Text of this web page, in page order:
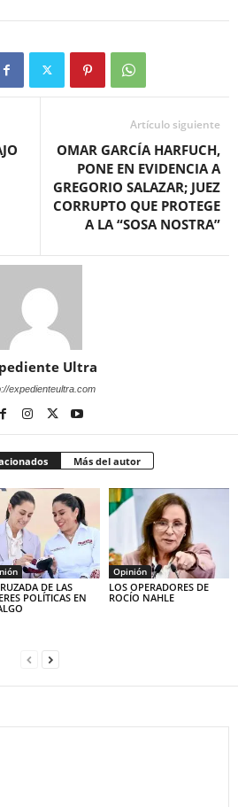
Artículo siguiente
OMAR GARCÍA HARFUCH,
PONE EN EVIDENCIA A
GREGORIO SALAZAR; JUEZ
CORRUPTO QUE PROTEGE
A LA “SOSA NOSTRA”
Ultra
expedienteultra.com
Más del autor
DE LAS
POLÍTICAS EN
Opinión
LOS OPERADORES DE
ROCÍO NAHLE